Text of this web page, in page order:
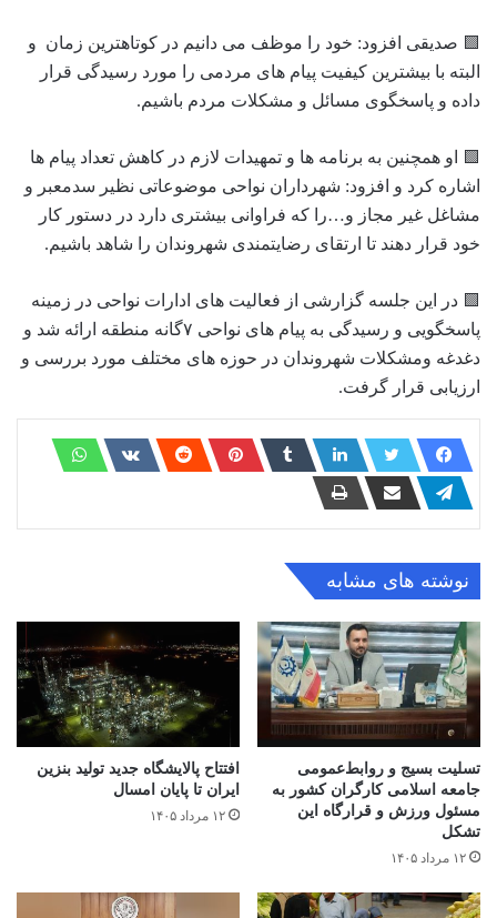
🟩 صدیقی افزود: خود را موظف می دانیم در کوتاهترین زمان و
البته با بیشترین کیفیت پیام های مردمی را مورد رسیدگی قرار
داده و پاسخگوی مسائل و مشکلات مردم باشیم.
🟩 او همچنین به برنامه ها و تمهیدات لازم در کاهش تعداد پیام ها
اشاره کرد و افزود: شهرداران نواحی موضوعاتی نظیر سدمعبر و
مشاغل غیر مجاز و…را که فراوانی بیشتری دارد در دستور کار
خود قرار دهند تا ارتقای رضایتمندی شهروندان را شاهد باشیم.
🟩 در این جلسه گزارشی از فعالیت های ادارات نواحی در زمینه
پاسخگویی و رسیدگی به پیام های نواحی ۷گانه منطقه ارائه شد و‌
دغدغه و‌مشکلات شهروندان در حوزه های مختلف مورد بررسی و
ارزیابی قرار گرفت.
نوشته های مشابه
تسلیت بسیج و روابط‌عمومی
جامعه اسلامی کارگران کشور به
مسئول ورزش و قرارگاه این
تشکل
۱۲ مرداد ۱۴۰۵
افتتاح ‌پالایشگاه جدید تولید بنزین
ایران تا پایان امسال
۱۲ مرداد ۱۴۰۵